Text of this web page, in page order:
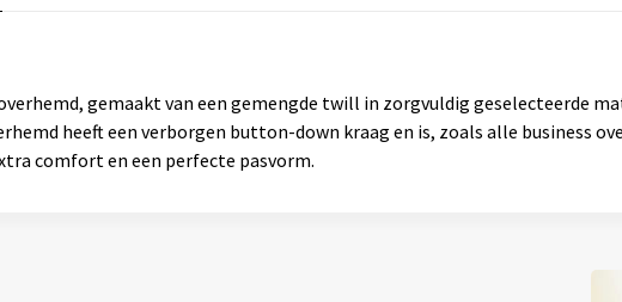
gemaakt van een gemengde twill in zorgvuldig geselecteerde
heeft een verborgen button-down kraag en is, zoals alle business
comfort en een perfecte pasvorm.